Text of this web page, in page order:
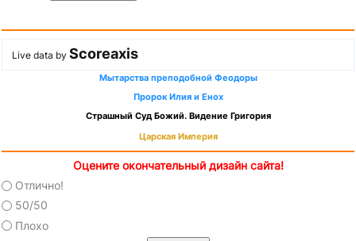
Live data by Scoreaxis
Мытарства преподобной Феодоры
Пророк Илия и Енох
Страшный Суд Божий. Видение Григория
Царская Империя
Оцените окончательный дизайн сайта!
Отлично!
50/50
Плохо